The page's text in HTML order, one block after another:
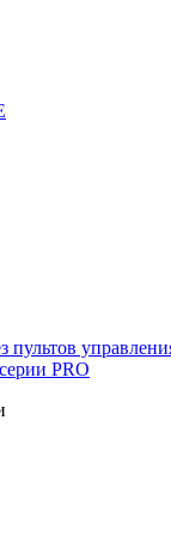
пультов
PRO